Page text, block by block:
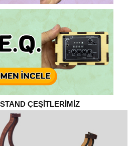
ÇEŞİTLERİMİZ